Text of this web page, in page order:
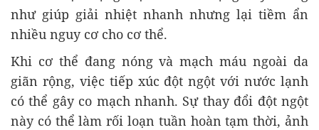
như giúp giải nhiệt nhanh nhưng lại tiềm ẩn
nhiều nguy cơ cho cơ thể.
Khi cơ thể đang nóng và mạch máu ngoài da
giãn rộng, việc tiếp xúc đột ngột với nước lạnh
có thể gây co mạch nhanh. Sự thay đổi đột ngột
này có thể làm rối loạn tuần hoàn tạm thời, ảnh